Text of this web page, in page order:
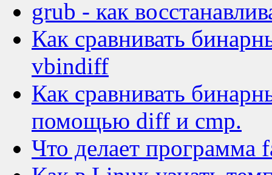
grub - как
Как сравнивать
vbindiff
Как сравнивать
помощью diff и cmp.
Что делает программа